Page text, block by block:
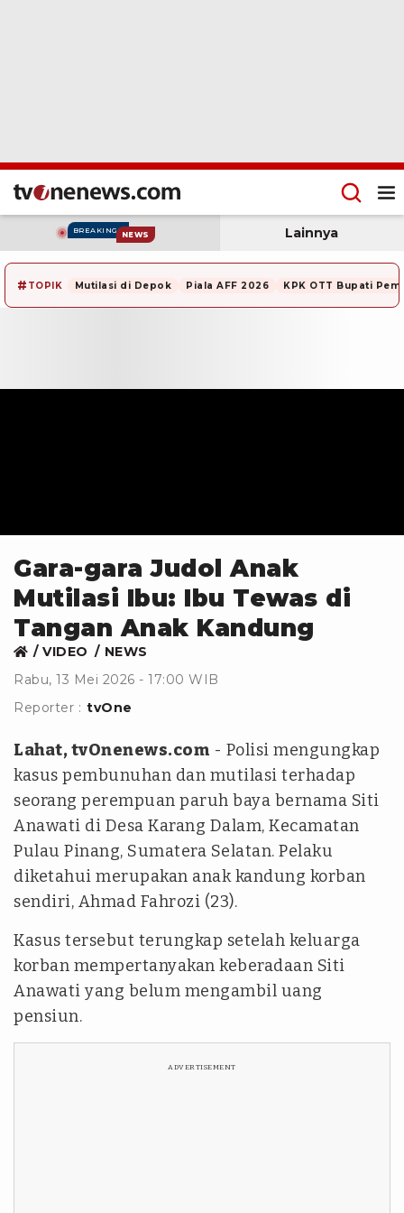
BREAKING NEWS Lainnya
# TOPIK Mutilasi di Depok Piala AFF 2026 KPK OTT Bupati
Gara-gara Judol Anak
Mutilasi Ibu: Ibu Tewas di
Tangan Anak Kandung
VIDEO
NEWS
Rabu, 13 Mei 2026 - 17:00 WIB
Reporter : tvOne
Lahat, tvOnenews.com - Polisi mengungkap
kasus pembunuhan dan mutilasi terhadap
seorang perempuan paruh baya bernama Siti
Anawati di Desa Karang Dalam, Kecamatan
Pulau Pinang, Sumatera Selatan. Pelaku
diketahui merupakan anak kandung korban
sendiri, Ahmad Fahrozi (23).
Kasus tersebut terungkap setelah keluarga
korban mempertanyakan keberadaan Siti
Anawati yang belum mengambil uang
pensiun.
ADVERTISEMENT